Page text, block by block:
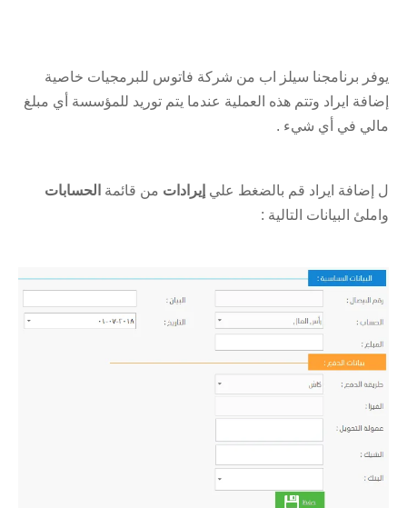
يوفر برنامجنا سيلز اب من شركة فاتوس للبرمجيات خاصية
إضافة ايراد وتتم هذه العملية عندما يتم توريد للمؤسسة أي مبلغ
مالي في أي شيء .
ل إضافة ايراد قم بالضغط علي إيرادات من قائمة الحسابات
واملئ البيانات التالية :